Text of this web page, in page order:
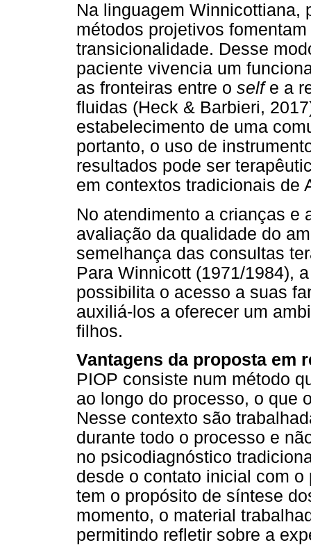
Na linguagem Winnicottiana,
métodos projetivos
transicionalidade. Desse
paciente vivencia um
as fronteiras entre o selfe a
fluidas (Heck & Barbieri,
estabelecimento de uma
portanto, o uso de
resultados pode ser
em contextos tradicionais de
No atendimento a crianças e
avaliação da qualidade do
semelhança das consultas
Para Winnicott (1971/1984),
possibilita o acesso a suas
auxiliá-los a oferecer um
filhos.
Vantagens da proposta em
PIOP consiste num método
ao longo do processo, o que
Nesse contexto são
durante todo o processo e
no psicodiagnóstico
desde o contato inicial com
tem o propósito de síntese
momento, o material
permitindo refletir sobre a